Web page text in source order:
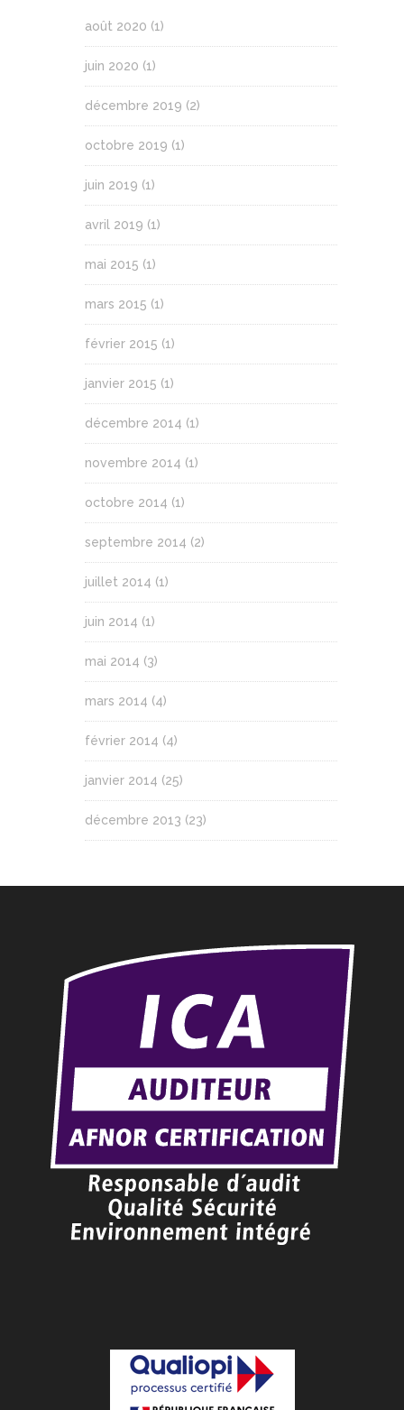
août 2020 (1)
juin 2020 (1)
décembre 2019 (2)
octobre 2019 (1)
juin 2019 (1)
avril 2019 (1)
mai 2015 (1)
mars 2015 (1)
février 2015 (1)
janvier 2015 (1)
décembre 2014 (1)
novembre 2014 (1)
octobre 2014 (1)
septembre 2014 (2)
juillet 2014 (1)
juin 2014 (1)
mai 2014 (3)
mars 2014 (4)
février 2014 (4)
janvier 2014 (25)
décembre 2013 (23)